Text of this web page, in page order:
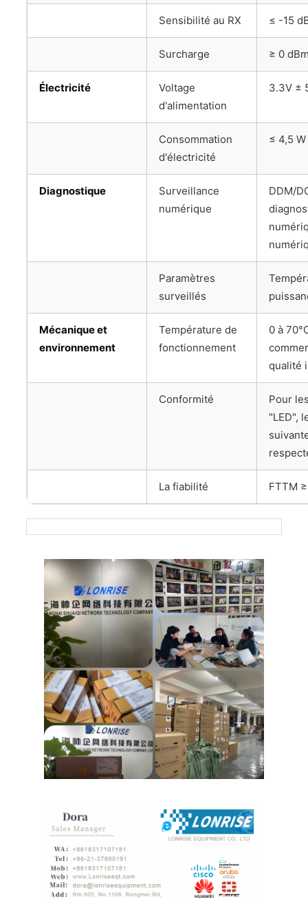
Sensibilité au RX ≤ -15
Surcharge ≥ 0
Électricité
Voltage
d'alimentation
3.3V ±
Consommation
d'électricité
≤ 4,5
Diagnostique
Surveillance
numérique
DDM/
Paramètres
surveillés
Mécanique et
environnement
Température de
fonctionnement
0 à
qualité
Conformité
Pour
"LED",
La fiabilité FTTM